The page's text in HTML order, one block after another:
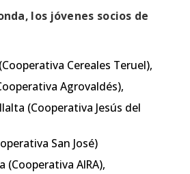
los jóvenes socios de
Cereales Teruel),
Agrovaldés),
(Cooperativa Jesús del
San José)
(Cooperativa AIRA),